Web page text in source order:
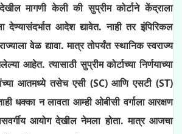
मागणी केली की सुप्रीम कोर्टाने केंद्राला
देण्यासंदर्भात आदेश द्यावेत. नाही तर इंपिरिकल
वेळ द्यावा. मात्र तोपर्यंत स्थानिक स्वराज्य
आहेत. त्यासाठी सुप्रीम कोर्टाच्या निर्णयाच्या
आतमध्ये तसेच एसी (SC) आणि एसटी (ST)
धक्का न लावता आम्ही ओबीसी वर्गाला आरक्षण
आयोग देखील नेमला होता. मात्र आजचा